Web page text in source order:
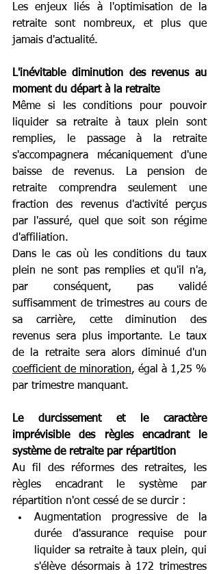
Les enjeux liés à l'optimisation de la
retraite sont nombreux, et plus que
jamais d'actualité.
L'inévitable diminution des revenus au
moment du départ à la retraite
Même si les conditions pour pouvoir
liquider sa retraite à taux plein sont
remplies, le passage à la retraite
s'accompagnera mécaniquement d'une
baisse de revenus. La pension de
retraite comprendra seulement une
fraction des revenus d'activité perçus
par l'assuré, quel que soit son régime
d'affiliation.
Dans le cas où les conditions du taux
plein ne sont pas remplies et qu'il n'a,
par conséquent, pas validé
suffisamment de trimestres au cours de
sa carrière, cette diminution des
revenus sera plus importante. Le taux
coefficient de minoration, égal à 1,25 %
par trimestre manquant.
Le durcissement et le caractère
imprévisible des règles encadrant le
système de retraite par répartition
Au fil des réformes des retraites, les
règles encadrant le système par
répartition n'ont cessé de se durcir :
Augmentation progressive de la
durée d'assurance requise pour
liquider sa retraite à taux plein, qui
s'élève désormais à 172 trimestres